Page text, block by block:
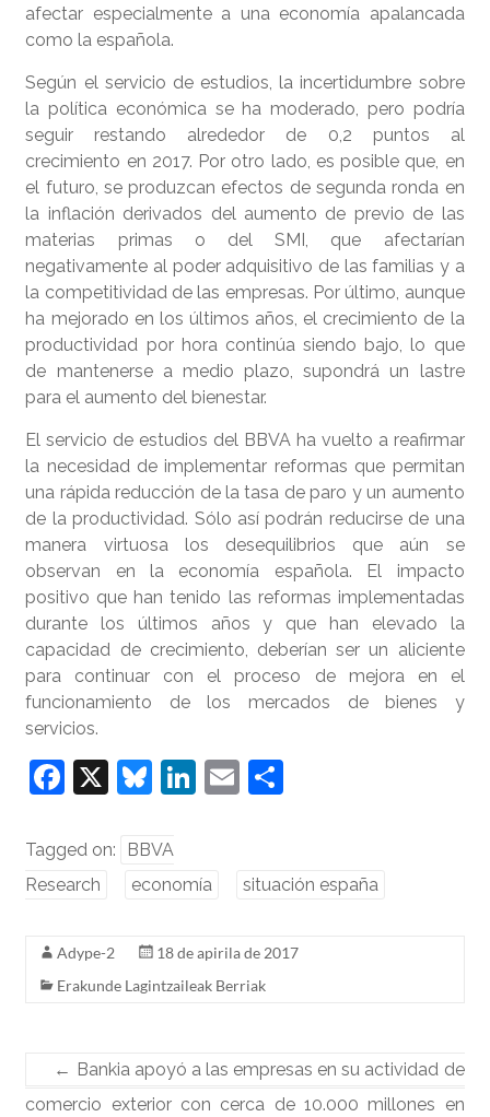
afectar especialmente a una economía apalancada
como la española.
Según el servicio de estudios, la incertidumbre sobre
la política económica se ha moderado, pero podría
seguir restando alrededor de 0,2 puntos al
crecimiento en 2017. Por otro lado, es posible que, en
el futuro, se produzcan efectos de segunda ronda en
la inflación derivados del aumento de previo de las
materias primas o del SMI, que afectarían
negativamente al poder adquisitivo de las familias y a
la competitividad de las empresas. Por último, aunque
ha mejorado en los últimos años, el crecimiento de la
productividad por hora continúa siendo bajo, lo que
de mantenerse a medio plazo, supondrá un lastre
para el aumento del bienestar.
El servicio de estudios del BBVA ha vuelto a reafirmar
la necesidad de implementar reformas que permitan
una rápida reducción de la tasa de paro y un aumento
de la productividad. Sólo así podrán reducirse de una
manera virtuosa los desequilibrios que aún se
observan en la economía española. El impacto
positivo que han tenido las reformas implementadas
durante los últimos años y que han elevado la
capacidad de crecimiento, deberían ser un aliciente
para continuar con el proceso de mejora en el
funcionamiento de los mercados de bienes y
servicios.
F
c
e
o
o
X
Bl
e
sk
Li
e
n
E
l
e
Tagged on:
BBVA
Research
economía situación españa
Adype-2
18 de apirila de 2017
Erakunde Lagintzaileak Berriak
← Bankia apoyó a las empresas en su actividad de
comercio exterior con cerca de 10.000 millones en